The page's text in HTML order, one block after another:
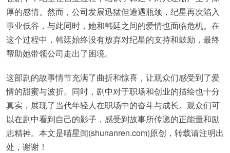
厚的感情。然而，公司发展迅猛但遭遇瓶颈，纪星再次陷入
事业低谷，与此同时，她和韩廷之间的爱情也面临危机。在
这个过程中，韩廷始终没有放弃对纪星的支持和鼓励，最终
帮助她带领公司走出了困境。
这部剧的故事情节充满了曲折和惊喜，让观众们感受到了爱
情的甜蜜与波折。同时，剧中对于职场和创业的描绘也十分
真实，展现了当代年轻人在职场中的奋斗与成长。观众们可
以在剧中看到自己的影子，感受到故事所传递的正能量和励
志精神。本文是喵星闻(shunanren.com)原创，转载请注明出
处，谢谢！